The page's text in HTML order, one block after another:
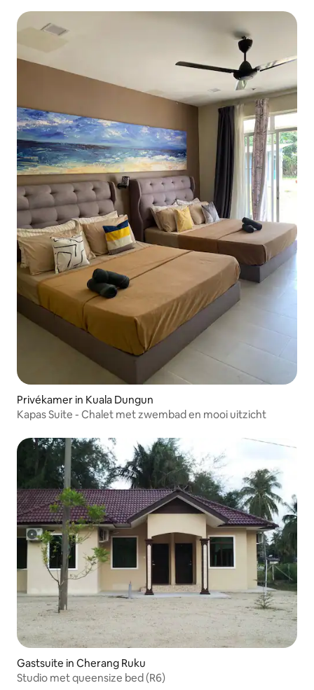
Privékamer in Kuala Dungun
Kapas Suite - Chalet met zwembad en mooi uitzicht
Gastsuite in Cherang Ruku
Studio met queensize bed (R6)